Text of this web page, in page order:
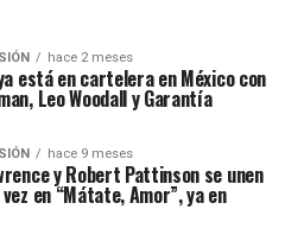
hace 2 meses
está en cartelera en México con
Leo Woodall y Garantía
hace 9 meses
y Robert Pattinson se unen
en “Mátate, Amor”, ya en